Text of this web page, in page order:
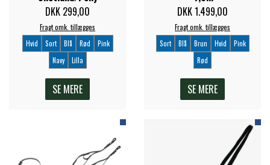
QHP -BRANDS OF Q
DKK 299,00
Fragt omk. tillægges
Hvid
Sort Blå Rød
Pink
Navy
Lilla
SE MERE
DKK 1.499,00
Fragt omk. tillægges
Sort
Blå Brun Hvid
Pink
Rød
SE MERE